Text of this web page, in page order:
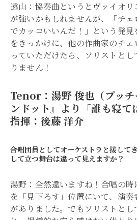
遠山：協奏曲というとヴァイオ
が強いかもしれませんが、「チ
でカッコいいんだ！」という発
をきっかけに、他の作曲家のチ
っていただけたら、ソリストと
りません！
Tenor：湯野 俊也（プッ
ンドット』より「誰も寝て
指揮：後藤 洋介
――合唱団員としてオーケストラと接し
して立つ舞台は違って見えますか？
湯野：全然違いますね！合唱の時
を「見下ろす」位置にいて、演
がありました。でもソリストと